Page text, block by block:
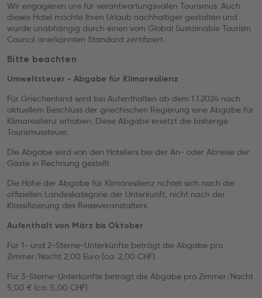
Wir engagieren uns für verantwortungsvollen Tourismus. Auch
dieses Hotel möchte Ihren Urlaub nachhaltiger gestalten und
wurde unabhängig durch einen vom Global Sustainable Tourism
Council anerkannten Standard zertifiziert.
Bitte beachten
Umweltsteuer - Abgabe für Klimaresilienz
Für Griechenland wird bei Aufenthalten ab dem 1.1.2024 nach
aktuellem Beschluss der griechischen Regierung eine Abgabe für
Klimaresilienz erhoben. Diese Abgabe ersetzt die bisherige
Tourismussteuer.
Die Abgabe wird von den Hoteliers bei der An- oder Abreise der
Gäste in Rechnung gestellt.
Die Höhe der Abgabe für Klimaresilienz richtet sich nach der
offiziellen Landeskategorie der Unterkunft, nicht nach der
Klassifizierung des Reiseveranstalters.
Aufenthalt von März bis Oktober
Für 1- und 2-Sterne-Unterkünfte beträgt die Abgabe pro
Zimmer/Nacht 2,00 Euro (ca. 2,00 CHF).
Für 3-Sterne-Unterkünfte beträgt die Abgabe pro Zimmer/Nacht
5,00 € (ca. 5,00 CHF).